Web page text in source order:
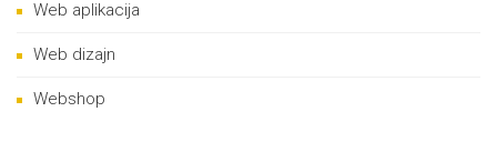
Web aplikacija
Web dizajn
Webshop